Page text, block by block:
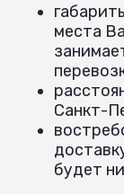
места
Санкт-
будет